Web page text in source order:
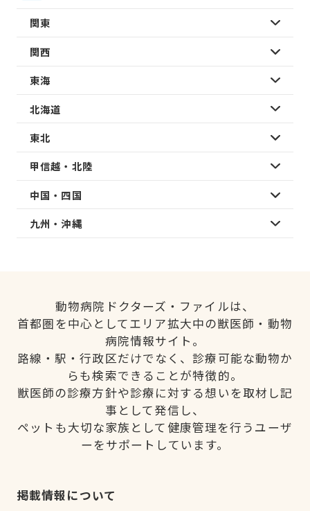
関東
関西
東海
北海道
東北
甲信越・北陸
中国・四国
九州・沖縄
動物病院ドクターズ・ファイルは、
首都圏を中心としてエリア拡大中の獣医師・動物
病院情報サイト。
路線・駅・行政区だけでなく、診療可能な動物か
らも検索できることが特徴的。
獣医師の診療方針や診療に対する想いを取材し記
事として発信し、
ペットも大切な家族として健康管理を行うユーザ
ーをサポートしています。
掲載情報について